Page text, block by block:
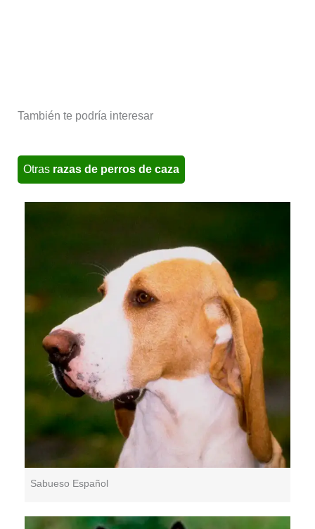
También te podría interesar
Otras razas de perros de caza
Sabueso Español